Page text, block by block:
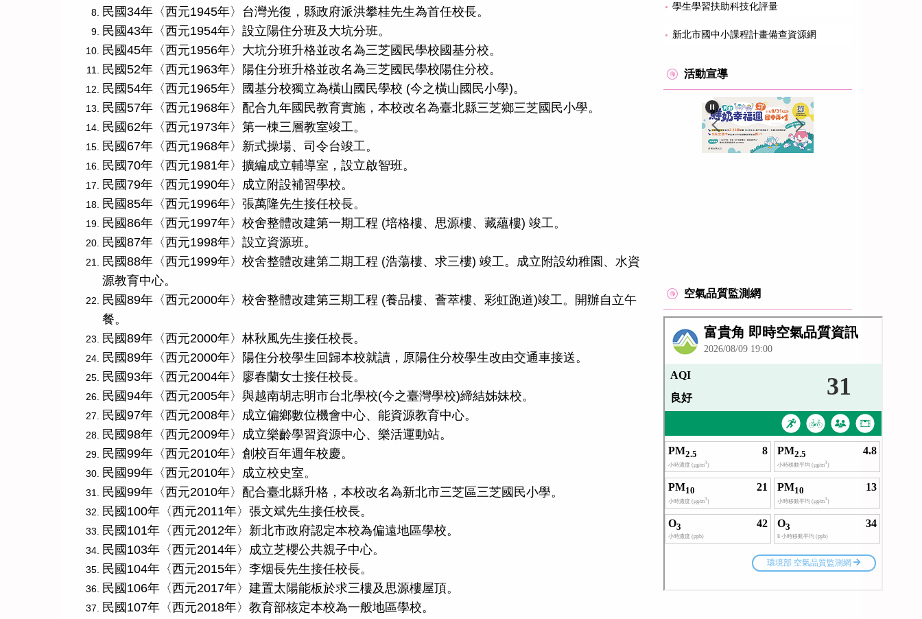
民國34年〈西元1945年〉台灣光復，縣政府派洪攀桂先生為首任校長。
民國43年〈西元1954年〉設立陽住分班及大坑分班。
民國45年〈西元1956年〉大坑分班升格並改名為三芝國民學校國基分校。
民國52年〈西元1963年〉陽住分班升格並改名為三芝國民學校陽住分校。
民國54年〈西元1965年〉國基分校獨立為橫山國民學校 (今之橫山國民小學)。
民國57年〈西元1968年〉配合九年國民教育實施，本校改名為臺北縣三芝鄉三芝國民小學。
民國62年〈西元1973年〉第一棟三層教室竣工。
民國67年〈西元1968年〉新式操場、司令台竣工。
民國70年〈西元1981年〉擴編成立輔導室，設立啟智班。
民國79年〈西元1990年〉成立附設補習學校。
民國85年〈西元1996年〉張萬隆先生接任校長。
民國86年〈西元1997年〉校舍整體改建第一期工程 (培格樓、思源樓、藏蘊樓) 竣工。
民國87年〈西元1998年〉設立資源班。
民國88年〈西元1999年〉校舍整體改建第二期工程 (浩蕩樓、求三樓) 竣工。成立附設幼稚園、水資
源教育中心。
民國89年〈西元2000年〉校舍整體改建第三期工程 (養品樓、薈萃樓、彩虹跑道)竣工。開辦自立午
餐。
民國89年〈西元2000年〉林秋風先生接任校長。
民國89年〈西元2000年〉陽住分校學生回歸本校就讀，原陽住分校學生改由交通車接送。
民國93年〈西元2004年〉廖春蘭女士接任校長。
民國94年〈西元2005年〉與越南胡志明市台北學校(今之臺灣學校)締結姊妹校。
民國97年〈西元2008年〉成立偏鄉數位機會中心、能資源教育中心。
民國98年〈西元2009年〉成立樂齡學習資源中心、樂活運動站。
民國99年〈西元2010年〉創校百年週年校慶。
民國99年〈西元2010年〉成立校史室。
民國99年〈西元2010年〉配合臺北縣升格，本校改名為新北市三芝區三芝國民小學。
民國100年〈西元2011年〉張文斌先生接任校長。
民國101年〈西元2012年〉新北市政府認定本校為偏遠地區學校。
民國103年〈西元2014年〉成立芝櫻公共親子中心。
民國104年〈西元2015年〉李烟長先生接任校長。
民國106年〈西元2017年〉建置太陽能板於求三樓及思源樓屋頂。
民國107年〈西元2018年〉教育部核定本校為一般地區學校。
學生學習扶助科技化評量
新北市國中小課程計畫備查資源網
活動宣導
空氣品質監測網